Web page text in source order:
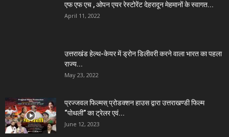
एफ एफ एच , ओपन एयर रेस्टोरेंट देहरादून मेहमानों के स्वागत...
April 11, 2022
उत्तराखंड हेल्थ-केयर में ड्रोन डिलीवरी करने वाला भारत का पहला
राज्य...
May 23, 2022
प्रज्जवल फिल्मस् प्रोडक्शन हाउस द्वारा उत्तराखण्डी फिल्म
“पोथली” का ट्रेलर एवं...
June 12, 2023